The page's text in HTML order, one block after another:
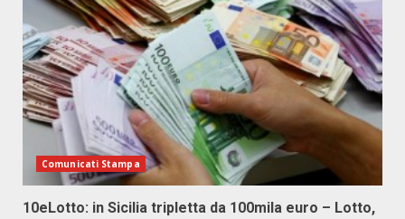
Comunicati Stampa
10eLotto: in Sicilia tripletta da 100mila euro – Lotto,